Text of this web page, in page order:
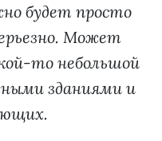
будет просто
Может
то небольшой
зданиями и